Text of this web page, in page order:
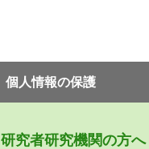
個⼈情報の保護
研究者研究機関の⽅へ